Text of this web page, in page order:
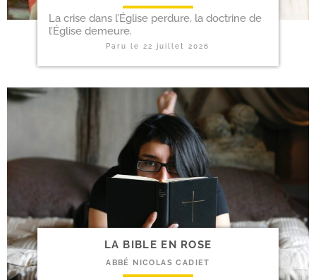
La crise dans l’Église per­dure, la doc­trine de
l’Église demeure.
Paru le22 juillet 2026
LA BIBLE EN ROSE
ABBÉ NICOLAS CADIET